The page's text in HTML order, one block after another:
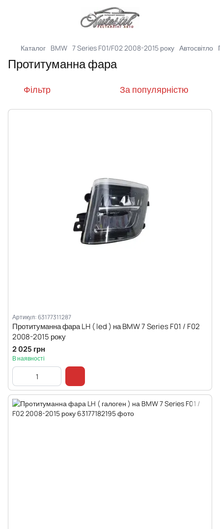
Каталог BMW 7 Series F01/F02 2008-2015 року Автосвітло
Протитуманна фара
Фільтр За популярністю
Артикул: 63177311287
Протитуманна фара LH ( led ) на BMW 7 Series F01 / F02
2008-2015 року
2 025 грн
В наявності